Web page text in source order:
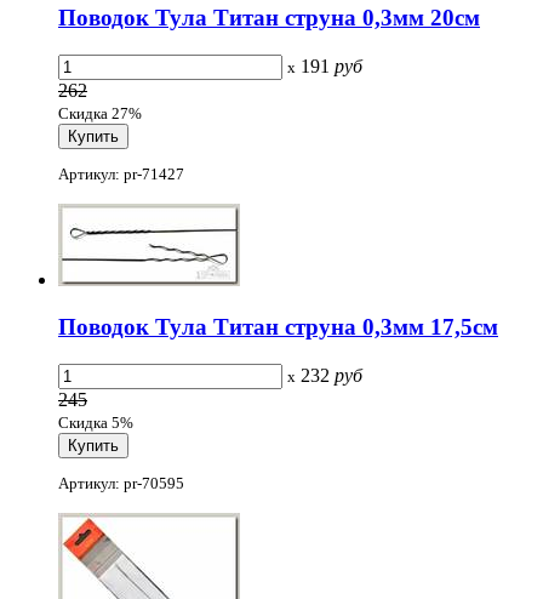
Поводок Тула Титан струна 0,3мм 20см
x 191 руб
262
Скидка 27%
Артикул: pr-71427
Поводок Тула Титан струна 0,3мм 17,5см
x 232 руб
245
Скидка 5%
Артикул: pr-70595